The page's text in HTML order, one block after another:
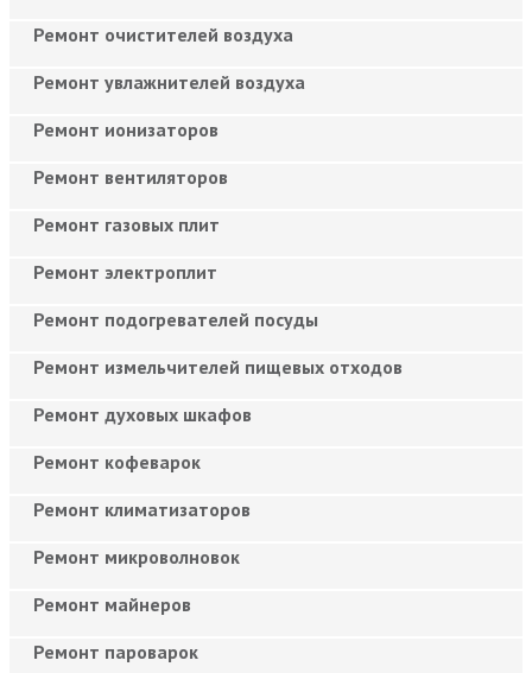
Ремонт очистителей воздуха
Ремонт увлажнителей воздуха
Ремонт ионизаторов
Ремонт вентиляторов
Ремонт газовых плит
Ремонт электроплит
Ремонт подогревателей посуды
Ремонт измельчителей пищевых отходов
Ремонт духовых шкафов
Ремонт кофеварок
Ремонт климатизаторов
Ремонт микроволновок
Ремонт майнеров
Ремонт пароварок